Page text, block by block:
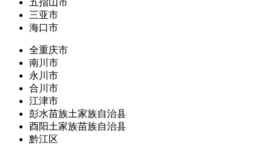
五指山市
三亚市
海口市
全重庆市
南川市
永川市
合川市
江津市
彭水苗族土家族自治县
酉阳土家族苗族自治县
黔江区